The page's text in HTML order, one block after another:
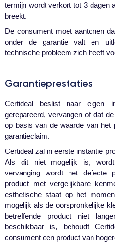
termijn wordt verkort tot 3 dagen
breekt.
De consument moet aantonen
onder de garantie valt en
technische probleem zich heeft
Garantie­prestaties
Certideal beslist naar eigen
gerepareerd, vervangen of dat
op basis van de waarde van het
garantieclaim.
Certideal zal in eerste instantie
Als dit niet mogelijk is,
vervanging wordt het defecte
product met vergelijkbare
esthetische staat op het
mogelijk als de oorspronkelijke
betreffende product niet
beschikbaar is, behoudt
consument een product van